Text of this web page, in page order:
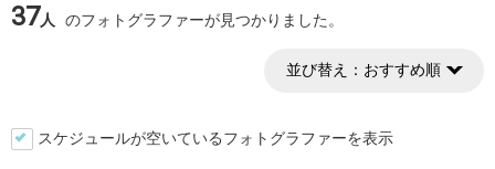
37人 のフォトグラファーが見つかりました。
並び替え： おすすめ順
スケジュールが空いているフォトグラファーを表示